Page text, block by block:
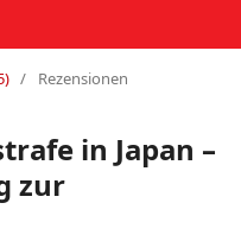
/ Rezensionen
in Japan –
zur